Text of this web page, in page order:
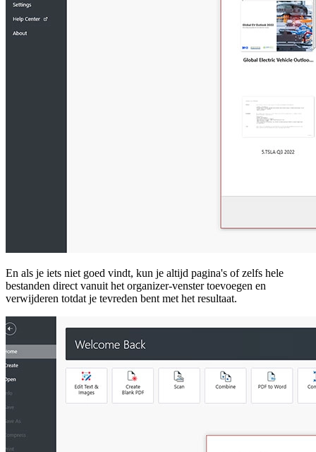
En als je iets niet goed vindt, kun je altijd pagina's of zelfs hele
bestanden direct vanuit het organizer-venster toevoegen en
verwijderen totdat je tevreden bent met het resultaat.